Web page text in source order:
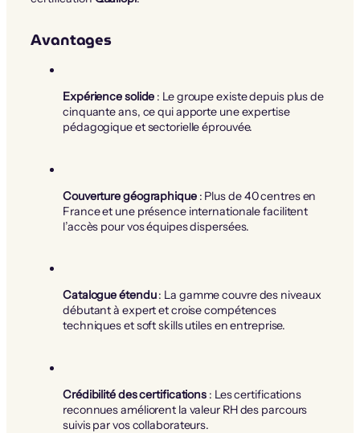
Avantages
Expérience solide : Le groupe existe depuis plus de
cinquante ans, ce qui apporte une expertise
pédagogique et sectorielle éprouvée.
Couverture géographique: Plus de 40 centres en
France et une présence internationale facilitent
l’accès pour vos équipes dispersées.
Catalogue étendu: La gamme couvre des niveaux
débutant à expert et croise compétences
techniques et soft skills utiles en entreprise.
Crédibilité des certifications : Les certifications
reconnues améliorent la valeur RH des parcours
suivis par vos collaborateurs.